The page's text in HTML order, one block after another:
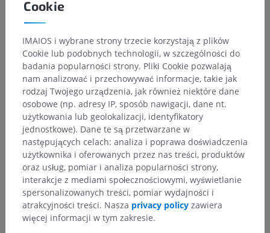
Cookie
IMAIOS i wybrane strony trzecie korzystają z plików
Cookie lub podobnych technologii, w szczególności do
badania popularności strony. Pliki Cookie pozwalają
nam analizować i przechowywać informacje, takie jak
rodzaj Twojego urządzenia, jak również niektóre dane
osobowe (np. adresy IP, sposób nawigacji, dane nt.
użytkowania lub geolokalizacji, identyfikatory
jednostkowe). Dane te są przetwarzane w
następujących celach: analiza i poprawa doświadczenia
użytkownika i oferowanych przez nas treści, produktów
oraz usług, pomiar i analiza popularności strony,
interakcje z mediami społecznościowymi, wyświetlanie
spersonalizowanych treści, pomiar wydajności i
atrakcyjności treści. Nasza privacy policy zawiera
więcej informacji w tym zakresie.